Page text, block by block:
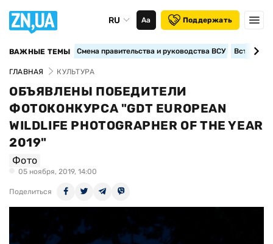
RU Аа Поддержать
ВАЖНЫЕ ТЕМЫ Смена правительства и руководства ВСУ
ГЛАВНАЯ КУЛЬТУРА
ОБЪЯВЛЕНЫ ПОБЕДИТЕЛИ
ФОТОКОНКУРСА "GDT EUROPEAN
WILDLIFE PHOTOGRAPHER OF THE YEAR
2019"
Фото
05 ноября, 2019, 14:00
Поделиться